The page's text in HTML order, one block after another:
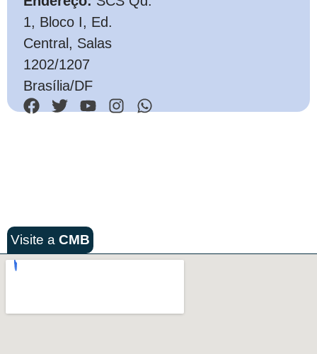
1, Bloco I, Ed.
Central, Salas
1202/1207
Brasília/DF
Visite a CMB